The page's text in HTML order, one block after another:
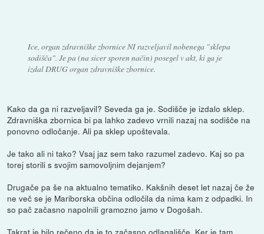
Ice, organ zdravniške zbornice NI razveljavil nobenega "sklepa
sodišča". Je pa (na sicer sporen način) posegel v akt, ki ga je
izdal DRUG organ zdravniške zbornice.
Kako da ga ni razveljavil? Seveda ga je. Sodišče je izdalo sklep.
Zdravniška zbornica bi pa lahko zadevo vrnili nazaj na sodišče na
ponovno odločanje. Ali pa sklep upoštevala.
Je tako ali ni tako? Vsaj jaz sem tako razumel zadevo. Kaj so pa
torej storili s svojim samovoljnim dejanjem?
Drugače pa še na aktualno tematiko. Kakšnih deset let nazaj če že
ne več se je Mariborska občina odločila da nima kam z odpadki. In
so pač začasno napolnili gramozno jamo v Dogošah.
Takrat je bilo rečeno da je to začasno odlagališče. Ker je tam